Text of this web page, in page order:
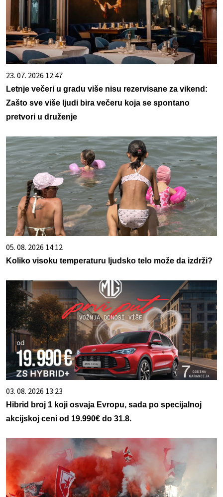
23. 07. 2026 12:47
Letnje večeri u gradu više nisu rezervisane za vikend:
Zašto sve više ljudi bira večeru koja se spontano
pretvori u druženje
05. 08. 2026 14:12
Koliko visoku temperaturu ljudsko telo može da izdrži?
03. 08. 2026 13:23
Hibrid broj 1 koji osvaja Evropu, sada po specijalnoj
akcijskoj ceni od 19.990€ do 31.8.